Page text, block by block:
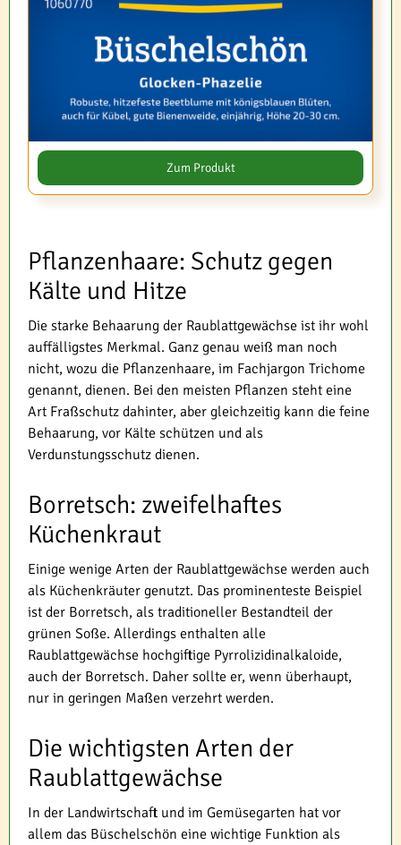
Zum Produkt
Pflanzenhaare: Schutz gegen
Kälte und Hitze
Die starke Behaarung der Raublattgewächse ist ihr wohl
auffälligstes Merkmal. Ganz genau weiß man noch
nicht, wozu die Pflanzenhaare, im Fachjargon Trichome
genannt, dienen. Bei den meisten Pflanzen steht eine
Art Fraßschutz dahinter, aber gleichzeitig kann die feine
Behaarung, vor Kälte schützen und als
Verdunstungsschutz dienen.
Borretsch: zweifelhaftes
Küchenkraut
Einige wenige Arten der Raublattgewächse werden auch
als Küchenkräuter genutzt. Das prominenteste Beispiel
ist der Borretsch, als traditioneller Bestandteil der
grünen Soße. Allerdings enthalten alle
Raublattgewächse hochgiftige Pyrrolizidinalkaloide,
auch der Borretsch. Daher sollte er, wenn überhaupt,
nur in geringen Maßen verzehrt werden.
Die wichtigsten Arten der
Raublattgewächse
In der Landwirtschaft und im Gemüsegarten hat vor
allem das Büschelschön eine wichtige Funktion als